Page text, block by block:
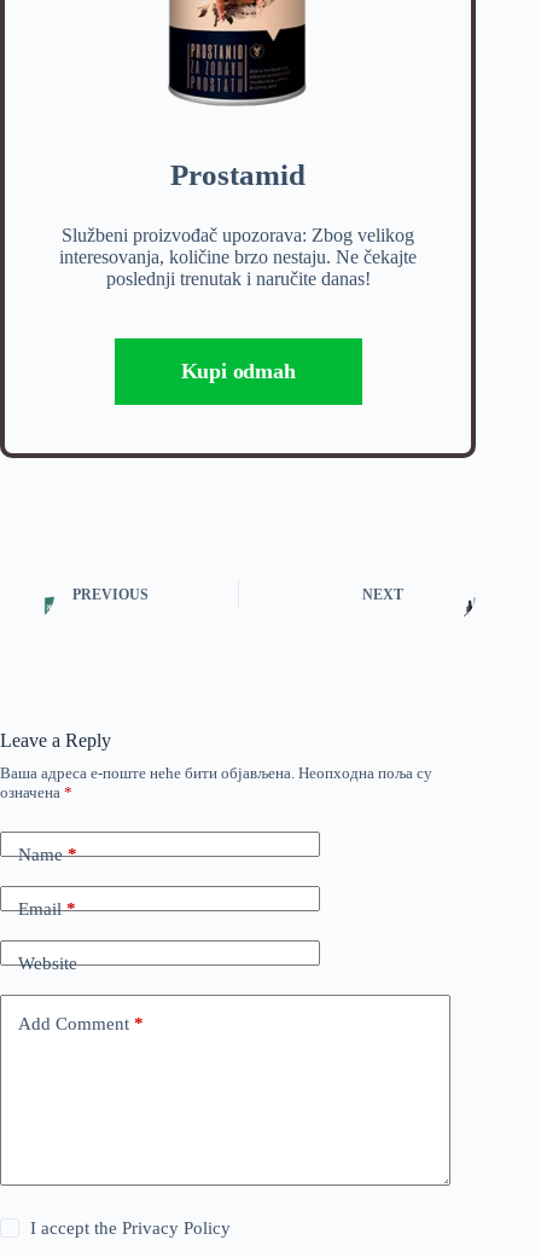
Prostamid
Službeni proizvođač upozorava: Zbog velikog
interesovanja, količine brzo nestaju. Ne čekajte
poslednji trenutak i naručite danas!
Kupi odmah
PREVIOUS NEXT
Leave a Reply
Ваша адреса е-поште неће бити објављена. Неопходна поља су
означена *
Name*
Email*
Website
Add Comment *
I accept thePrivacy Policy